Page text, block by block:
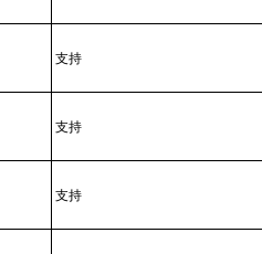
支持
支持
支持